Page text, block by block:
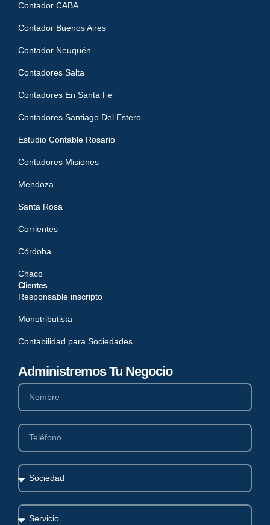
Administremos Tu Negocio
Contador CABA
Contador Buenos Aires
Contador Neuquén
Contadores Salta
Contadores En Santa Fe
Contadores Santiago Del Estero
Estudio Contable Rosario
Contadores Misiones
Mendoza
Santa Rosa
Corrientes
Córdoba
Chaco
Clientes
Responsable inscripto
Monotributista
Contabilidad para Sociedades